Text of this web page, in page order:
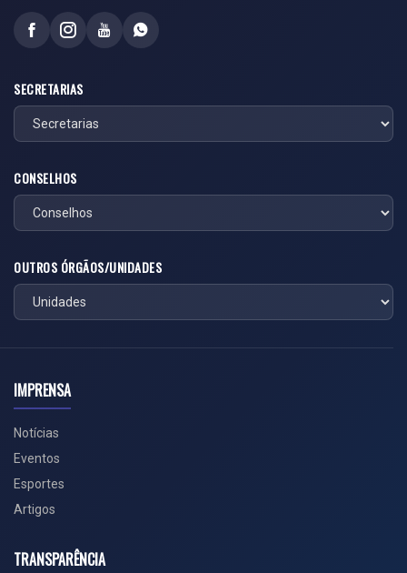
SECRETARIAS
CONSELHOS
OUTROS ÓRGÃOS/UNIDADES
IMPRENSA
Notícias
Eventos
Esportes
Artigos
TRANSPARÊNCIA